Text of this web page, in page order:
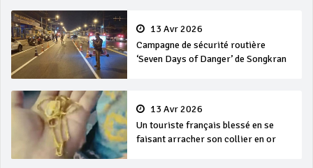
13 Avr 2026
Campagne de sécurité routière
‘Seven Days of Danger’ de Songkran
13 Avr 2026
Un touriste français blessé en se
faisant arracher son collier en or